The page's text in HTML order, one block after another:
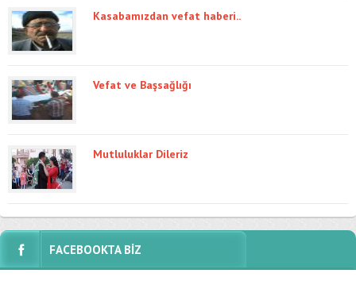
Kasabamızdan vefat haberi..
Vefat ve Başsağlığı
Mutluluklar Dileriz
FACEBOOKTA BİZ